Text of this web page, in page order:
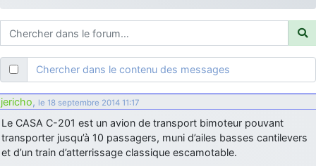
d9pouces: ouakamois > si tu parles du sujet sur l'Armée de l'Air,
bien sûr que oui !
je suis un avion@,._,+: Bonjour je viens d'arriver il y a quelques
moi et quelques avions n'ont pas les mêmes noms qu'aujourd'hui
ouakamois: Bonjourà toutes et à tous.en espérantque ces
quelques images du Pays Basque vous auront plu ; Agur…
d9pouces: Malheureusement nonun peu trop loin pour moi !
fox_50: Bonjour, certains parmis vous étaient-ils présent au
Chercher dans le contenu des messages
jericho, le 18 septembre 2014 11:17
Le CASA C-201 est un avion de transport bimoteur pouvant
transporter jusqu’à 10 passagers, muni d’ailes basses cantilevers
et d’un train d’atterrissage classique escamotable.